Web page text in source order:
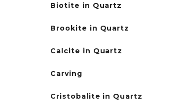
Biotite in Quartz
Brookite in Quartz
Calcite in Quartz
Carving
Cristobalite in Quartz